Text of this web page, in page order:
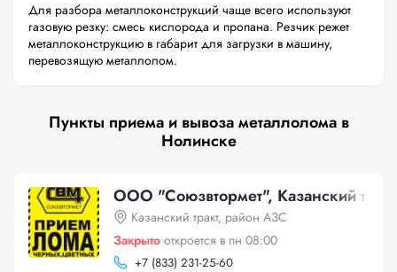
Для разбора металлоконструкций чаще всего используют
газовую резку: смесь кислорода и пропана. Резчик режет
металлоконструкцию в габарит для загрузки в машину,
перевозящую металлолом.
Пункты приема и вывоза металлолома в
Нолинске
ООО "Союзвтормет", Казанский
Казанский тракт, район АЗС
Закрыто откроется в пн 08:00
+7 (833) 231-25-60